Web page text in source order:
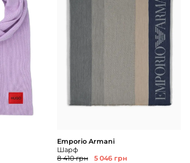
Доставка та
+38(050)4840005
Emporio Armani
Шарф
8 410 грн
5 046 грн